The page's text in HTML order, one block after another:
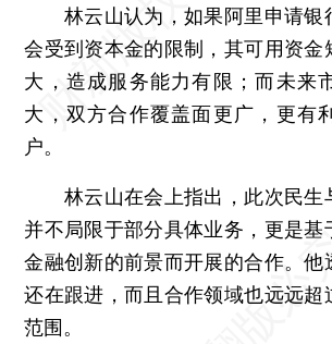
林云山认为，如果阿里申请银
会受到资本金的限制，其可用资金
大，造成服务能力有限；而未来
大，双方合作覆盖面更广，更有
户。
林云山在会上指出，此次民生
并不局限于部分具体业务，更是基
金融创新的前景而开展的合作。他
还在跟进，而且合作领域也远远超
范围。